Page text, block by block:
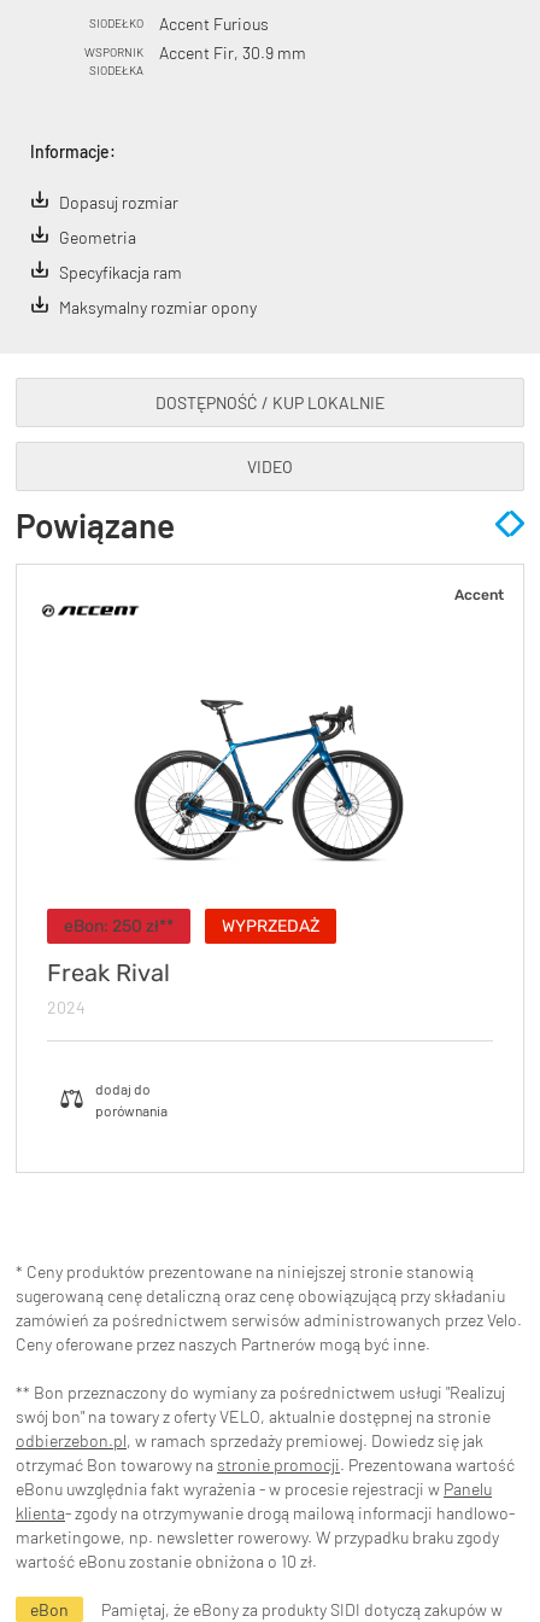
SIODEŁKO
Accent Furious
WSPORNIK
SIODEŁKA
Accent Fir, 30.9 mm
Informacje:
Dopasuj rozmiar
Geometria
Specyfikacja ram
Maksymalny rozmiar opony
DOSTĘPNOŚĆ / KUP LOKALNIE
VIDEO
Powiązane
Accent
eBon: 250 zł** WYPRZEDAŻ
Freak Rival
2024
* Ceny produktów prezentowane na niniejszej stronie stanowią
sugerowaną cenę detaliczną oraz cenę obowiązującą przy składaniu
zamówień za pośrednictwem serwisów administrowanych przez Velo.
Ceny oferowane przez naszych Partnerów mogą być inne.
** Bon przeznaczony do wymiany za pośrednictwem usługi "Realizuj
swój bon" na towary z oferty VELO, aktualnie dostępnej na stronie
odbierzebon.pl, w ramach sprzedaży premiowej. Dowiedz się jak
otrzymać Bon towarowy na stronie promocji. Prezentowana wartość
eBonu uwzględnia fakt wyrażenia - w procesie rejestracji w Panelu
klienta- zgody na otrzymywanie drogą mailową informacji handlowo-
marketingowe, np. newsletter rowerowy. W przypadku braku zgody
wartość eBonu zostanie obniżona o 10 zł.
eBon
Pamiętaj, że eBony za produkty SIDI dotyczą zakupów w